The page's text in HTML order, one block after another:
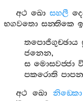
අථ ඛො සහලී
භගවතො සන‍්තිකෙ
තපොජිගුච‍්ඡාය
ජනෙන,
ස මොසවජ‍්ජා
පකරොති
අථ ඛො නිඞ‍්කො